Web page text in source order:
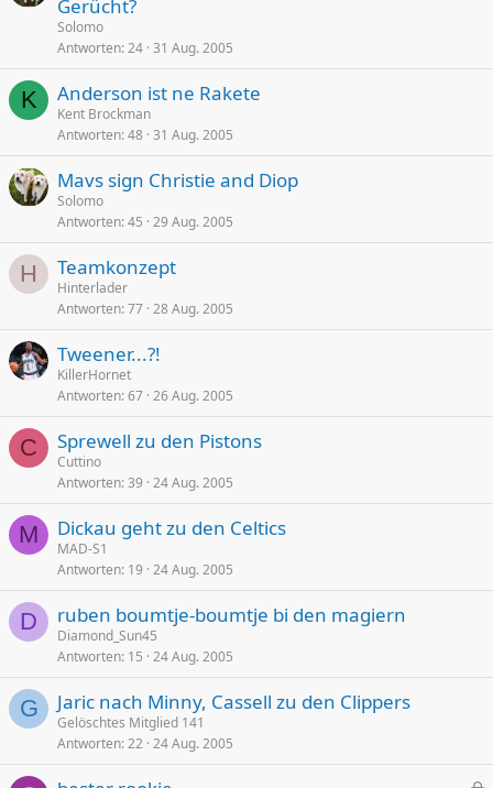
Gerücht?
Solomo
Antworten 24 31 Aug. 2005
K Anderson ist ne Rakete
Kent Brockman
Antworten 48 31 Aug. 2005
Mavs sign Christie and Diop
Solomo
Antworten 45 29 Aug. 2005
H Teamkonzept
Hinterlader
Antworten 77 28 Aug. 2005
Tweener...?!
KillerHornet
Antworten 67 26 Aug. 2005
C Sprewell zu den Pistons
Cuttino
Antworten 39 24 Aug. 2005
M Dickau geht zu den Celtics
MAD-S1
Antworten 19 24 Aug. 2005
D ruben boumtje-boumtje bi den magiern
Diamond_Sun45
Antworten 15 24 Aug. 2005
G Jaric nach Minny, Cassell zu den Clippers
Gelöschtes Mitglied 141
Antworten 22 24 Aug. 2005